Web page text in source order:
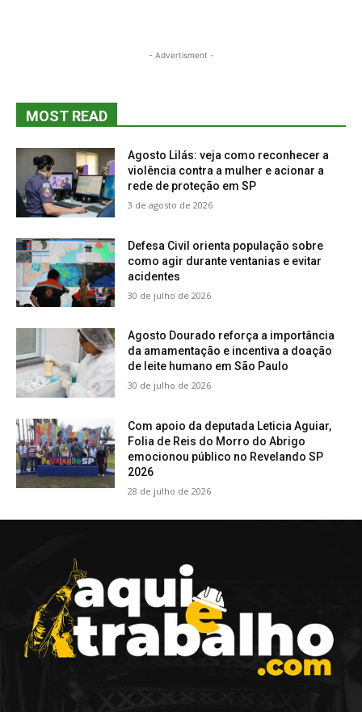
- Advertisment -
MOST READ
Agosto Lilás: veja como reconhecer a
violência contra a mulher e acionar a
rede de proteção em SP
3 de agosto de 2026
Defesa Civil orienta população sobre
como agir durante ventanias e evitar
acidentes
30 de julho de 2026
Agosto Dourado reforça a importância
da amamentação e incentiva a doação
de leite humano em São Paulo
30 de julho de 2026
Com apoio da deputada Leticia Aguiar,
Folia de Reis do Morro do Abrigo
emocionou público no Revelando SP
2026
28 de julho de 2026